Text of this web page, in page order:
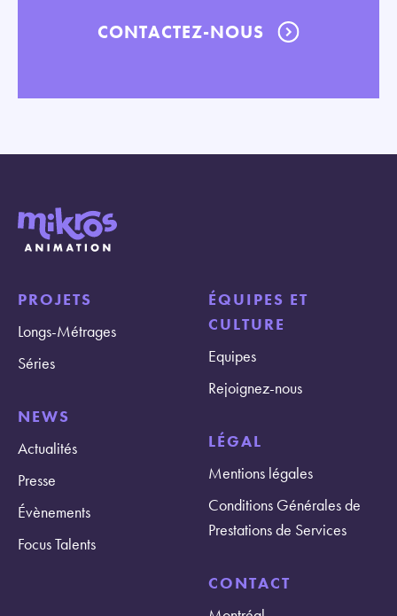
CONTACTEZ-NOUS
PROJETS
Longs-Métrages
Séries
NEWS
Actualités
Presse
Évènements
Focus Talents
ÉQUIPES ET
CULTURE
Equipes
Rejoignez-nous
LÉGAL
Mentions légales
Conditions Générales de
Prestations de Services
CONTACT